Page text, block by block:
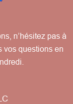
n’hésitez pas à
vos questions en